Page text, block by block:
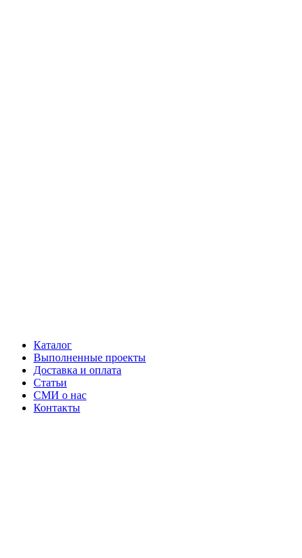
Каталог
Выполненные проекты
Доставка и оплата
Статьи
СМИ о нас
Контакты